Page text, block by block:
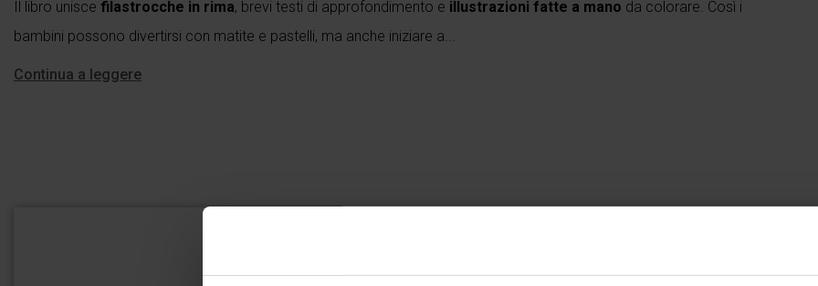
Il libro unisce filastrocche in rima, brevi testi di approfondimento e illustrazioni fatte a mano da colorare. Così i
bambini possono divertirsi con matite e pastelli, ma anche iniziare a...
Continua a leggere